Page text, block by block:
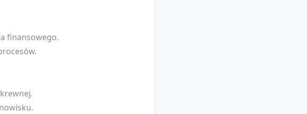
finansowego.